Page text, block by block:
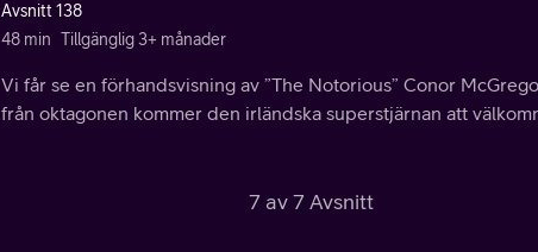
Avsnitt 138
48 min Tillgänglig 3+ månader
Vi får se en förhandsvisning av ”The Notorious” Conor
från oktagonen kommer den irländska superstjärnan att
7 av 7 Avsnitt